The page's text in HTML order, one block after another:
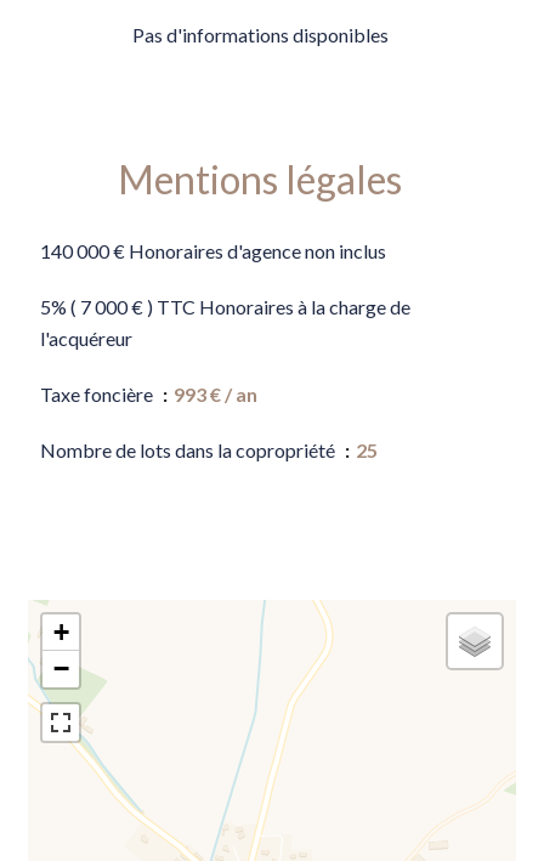
Pas d'informations disponibles
Mentions légales
140 000 € Honoraires d'agence non inclus
5% ( 7 000 € ) TTC Honoraires à la charge de
l'acquéreur
Taxe foncière 993 € / an
Nombre de lots dans la copropriété 25
+
−